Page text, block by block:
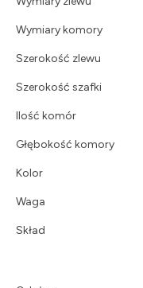
Wymiary komory
Szerokość zlewu
Szerokość szafki
Ilość komór
Głębokość komory
Kolor
Waga
Skład